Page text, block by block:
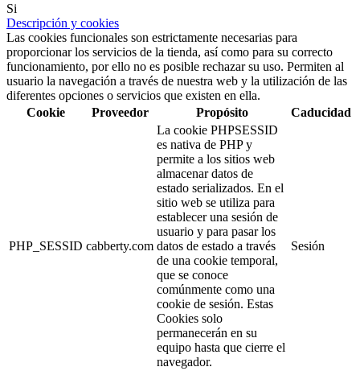
Si
Descripción y cookies
Las cookies funcionales son estrictamente necesarias para
proporcionar los servicios de la tienda, así como para su correcto
funcionamiento, por ello no es posible rechazar su uso. Permiten al
usuario la navegación a través de nuestra web y la utilización de las
diferentes opciones o servicios que existen en ella.
Cookie
Proveedor Propósito Caducidad
PHP_SESSID cabberty.com
La cookie PHPSESSID
es nativa de PHP y
permite a los sitios web
almacenar datos de
estado serializados. En el
sitio web se utiliza para
establecer una sesión de
usuario y para pasar los
datos de estado a través
de una cookie temporal,
que se conoce
comúnmente como una
cookie de sesión. Estas
Cookies solo
permanecerán en su
equipo hasta que cierre el
navegador.
Sesión